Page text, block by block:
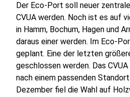
Der Eco-Port soll neuer
CVUA werden. Noch ist es auf
in Hamm, Bochum, Hagen und
daraus einer werden. Im Eco-
geplant. Eine der letzten
geschlossen werden. Das
nach einem passenden
Dezember fiel die Wahl auf